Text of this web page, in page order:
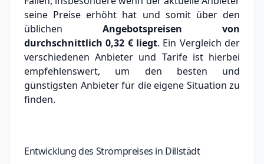
seine Preise erhöht hat und somit über den
üblichen Angebotspreisen von
durchschnittlich0,32 €liegt. Ein Vergleich der
verschiedenen Anbieter und Tarife ist hierbei
empfehlenswert, um den besten und
günstigsten Anbieter für die eigene Situation zu
finden.
Entwicklung des Strompreises in Dillstädt